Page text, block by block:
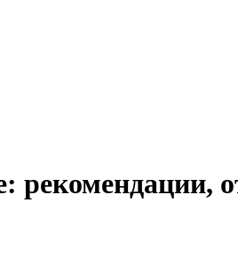
рекомендации,